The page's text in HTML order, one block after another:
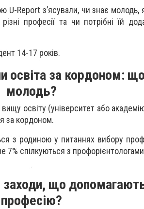
U-Report зʼясували, чи знає молодь,
професії та чи потрібні їй
14-17 років.
освіта за кордоном:
молодь?
освіту (університет або
за кордоном.
з родиною у питаннях вибору
7% спілкуються з
що
професію?